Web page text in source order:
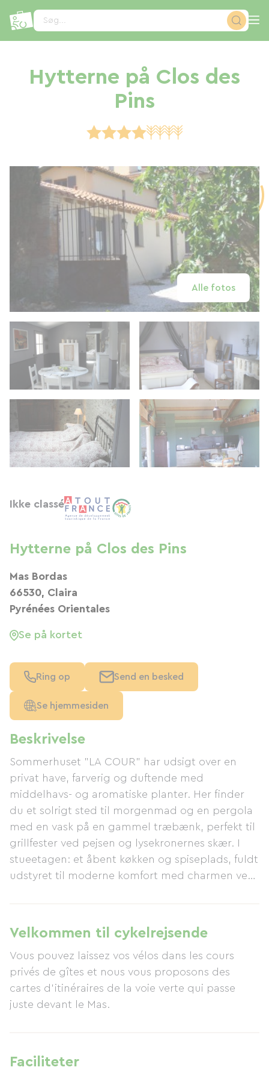
Søg...
Hytterne på Clos des
Pins
Alle fotos
Beskrivelse
Sommerhuset "LA COUR" har udsigt over en
privat have, farverig og duftende med
middelhavs- og aromatiske planter. Her finder
du et solrigt sted til morgenmad og en pergola
med en vask på en gammel træbænk, perfekt til
grillfester ved pejsen og lysekronernes skær. I
stueetagen: et åbent køkken og spiseplads, fuldt
udstyret til moderne komfort med charmen ved
soveværelse med to enkeltsenge med udsigt
over haven. På første sal: et soveværelse med
dobbeltseng og en dekorativ antik pejs; et
brusebadeværelse (toilet); og et kontor med
turistinformation. Sommerhusets størrelse: 85 m²
Plads til: 2 til 4 personer Tildelt 4 majskolber (4
sommerhuset "LA GRANGE" ligger på første sal i
Velkommen til cykelrejsende
Vous pouvez laissez vos vélos dans les cours
privés de gîtes et nous vous proposons des
cartes d'itinéraires de la voie verte qui passe
juste devant le Mas.
Faciliteter
Ikke classé
Hytterne på Clos des Pins
Mas Bordas
66530, Claira
Pyrénées Orientales
Se på kortet
Ring op Send en besked
Se hjemmesiden
CCookie-styringspanel